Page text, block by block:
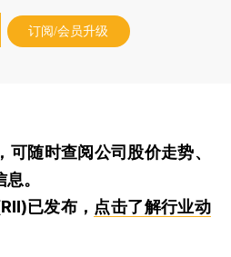
订阅/会员升级
，可随时查阅公司股价走势、
。
已发布， 点击了解行业动